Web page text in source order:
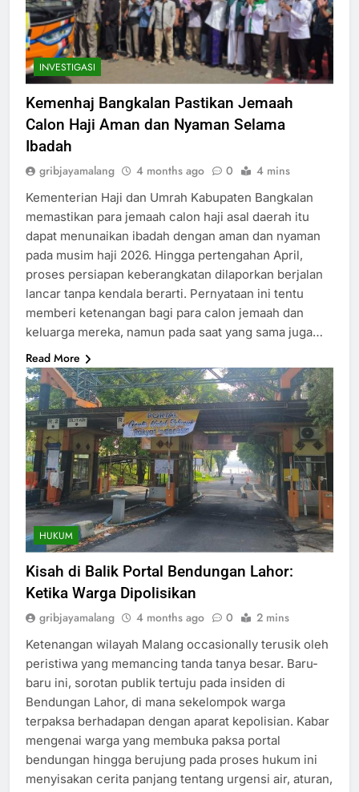
INVESTIGASI
Kemenhaj Bangkalan Pastikan Jemaah
Calon Haji Aman dan Nyaman Selama
Ibadah
gribjayamalang 4 months ago 0 4 mins
Kementerian Haji dan Umrah Kabupaten Bangkalan
memastikan para jemaah calon haji asal daerah itu
dapat menunaikan ibadah dengan aman dan nyaman
pada musim haji 2026. Hingga pertengahan April,
proses persiapan keberangkatan dilaporkan berjalan
lancar tanpa kendala berarti. Pernyataan ini tentu
memberi ketenangan bagi para calon jemaah dan
keluarga mereka, namun pada saat yang sama juga…
Read More
HUKUM
Kisah di Balik Portal Bendungan Lahor:
Ketika Warga Dipolisikan
gribjayamalang 4 months ago 0 2 mins
Ketenangan wilayah Malang occasionally terusik oleh
peristiwa yang memancing tanda tanya besar. Baru-
baru ini, sorotan publik tertuju pada insiden di
Bendungan Lahor, di mana sekelompok warga
terpaksa berhadapan dengan aparat kepolisian. Kabar
mengenai warga yang membuka paksa portal
bendungan hingga berujung pada proses hukum ini
menyisakan cerita panjang tentang urgensi air, aturan,